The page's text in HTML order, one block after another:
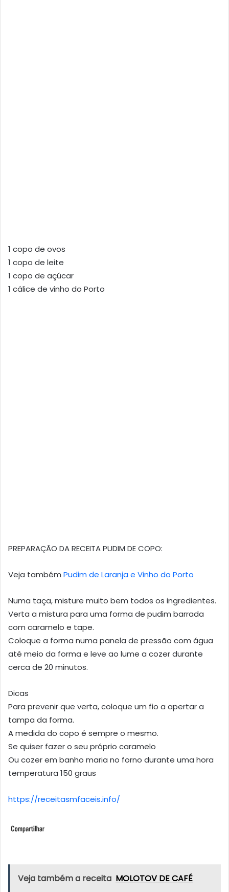
1 copo de ovos
1 copo de leite
1 copo de açúcar
1 cálice de vinho do Porto
PREPARAÇÃO DA RECEITA PUDIM DE COPO:
Veja também Pudim de Laranja e Vinho do Porto
Numa taça, misture muito bem todos os ingredientes.
Verta a mistura para uma forma de pudim barrada
com caramelo e tape.
Coloque a forma numa panela de pressão com água
até meio da forma e leve ao lume a cozer durante
cerca de 20 minutos.
Dicas
Para prevenir que verta, coloque um fio a apertar a
tampa da forma.
A medida do copo é sempre o mesmo.
Se quiser fazer o seu próprio caramelo
Ou cozer em banho maria no forno durante uma hora
temperatura 150 graus
https://receitasmfaceis.info/
Veja também a receita MOLOTOV DE CAFÉ